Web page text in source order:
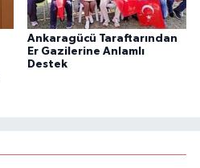
Ankaragücü Taraftarından
Er Gazilerine Anlamlı
Destek